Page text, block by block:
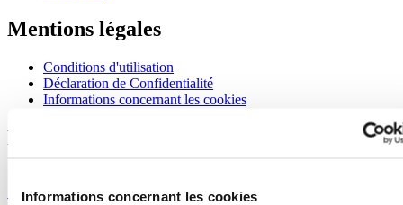
Informations concernant les cookies
Mentions légales
Conditions d'utilisation
Déclaration de Confidentialité
Informations concernant les cookies
Rejoignez le club CERTINA
S'inscrire